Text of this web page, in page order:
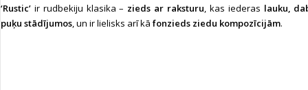
‘Rustic’ ir rudbekiju klasika – zieds ar raksturu, kas iederas lauku,
puķu stādījumos, un ir lielisks arī kā fonzieds ziedu kompozīcijām.